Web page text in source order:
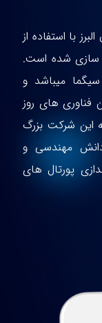
با استفاده از
سازی شده است.
میباشد و
فناوری های روز
این شرکت بزرگ
مهندسی و
پورتال های